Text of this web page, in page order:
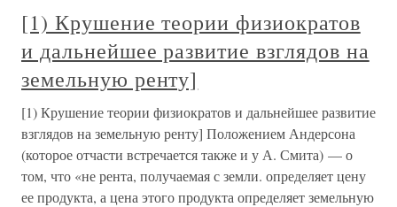
[1) Крушение теории физиократов
и дальнейшее развитие взглядов на
земельную ренту]
[1) Крушение теории физиократов и дальнейшее развитие
взглядов на земельную ренту] Положением Андерсона
(которое отчасти встречается также и у А. Смита) — о
том, что «не рента, получаемая с земли. определяет цену
ее продукта, а цена этого продукта определяет земельную